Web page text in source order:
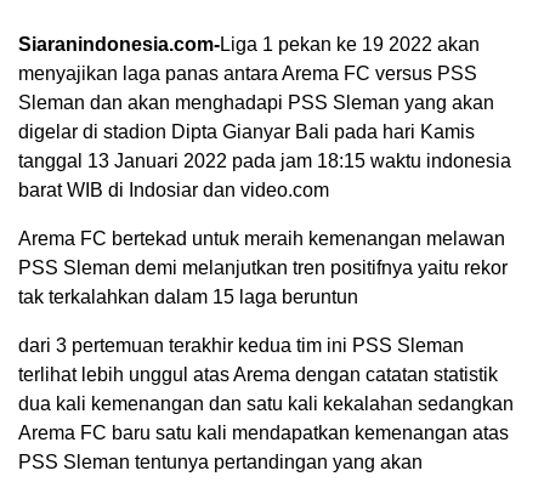
Siaranindonesia.com-Liga 1 pekan ke 19 2022 akan
menyajikan laga panas antara Arema FC versus PSS
Sleman dan akan menghadapi PSS Sleman yang akan
digelar di stadion Dipta Gianyar Bali pada hari Kamis
tanggal 13 Januari 2022 pada jam 18:15 waktu indonesia
barat WIB di Indosiar dan video.com
Arema FC bertekad untuk meraih kemenangan melawan
PSS Sleman demi melanjutkan tren positifnya yaitu rekor
tak terkalahkan dalam 15 laga beruntun
dari 3 pertemuan terakhir kedua tim ini PSS Sleman
terlihat lebih unggul atas Arema dengan catatan statistik
dua kali kemenangan dan satu kali kekalahan sedangkan
Arema FC baru satu kali mendapatkan kemenangan atas
PSS Sleman tentunya pertandingan yang akan